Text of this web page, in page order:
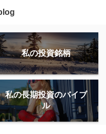
私の投資銘柄
私の長期投資のバイブ
ル